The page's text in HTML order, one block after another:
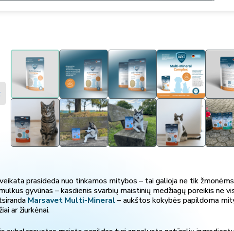
prasideda nuo tinkamos mitybos – tai galioja ne tik
gyvūnas – kasdienis svarbių maistinių medžiagų poreikis ne
Marsavet Multi-Mineral – aukštos kokybės papildoma
ar žiurkėnai.